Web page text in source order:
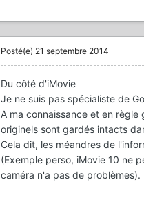
Posté(e) 21 septembre 2014
Du côté d'iMovie
Je ne suis pas spécialiste de
A ma connaissance et en
originels sont gardés intacts
Cela dit, les méandres de
(Exemple perso, iMovie 10 ne
caméra n'a pas de problèmes).